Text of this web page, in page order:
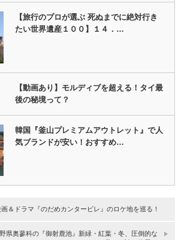
【旅行のプロが選ぶ 死ぬまでに絶対行き
たい世界遺産１００】１４．…
【動画あり】モルディブを超える！タイ最
後の秘境って？
韓国『釜山プレミアムアウトレット』で人
気ブランドが安い！おすすめ…
＆ドラマ『のだめカンタービレ』のロケ地を巡る！
県奥蓼科の『御射鹿池』新緑・紅葉・冬、圧倒的な